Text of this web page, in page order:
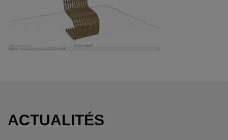
ACTUALITÉS